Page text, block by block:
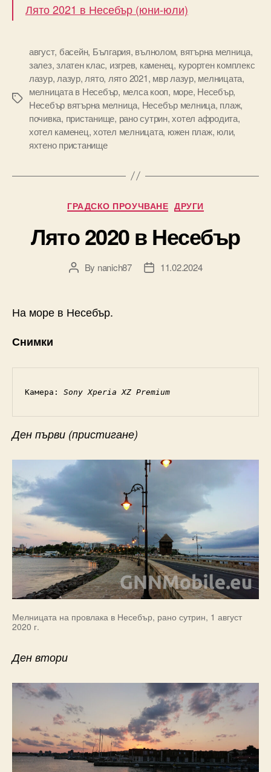
Лято 2021 в Несебър (юни-юли)
Tags
август, басейн, България, вълнолом, вятърна мелница,
залез,златен клас, изгрев, каменец, курортен комплекс
лазур, лазур, лято, лято 2021, мвр лазур, мелницата,
мелницата в Несебър, мелса кооп, море, Несебър,
Несебър вятърна мелница, Несебър мелница, плаж,
почивка, пристанище, рано сутрин,хотел афродита,
хотел каменец,хотел мелницата, южен плаж, юли,
яхтено пристанище
Categories
ГРАДСКО ПРОУЧВАНЕ ДРУГИ
Лято 2020 в Несебър
PostBy nanich87
Post11.02.2024
На море в Несебър.
Снимки
Камера: Sony Xperia XZ Premium
Ден първи (пристигане)
Мелницата на провлака в Несебър, рано сутрин, 1 август
2020 г.
Ден втори